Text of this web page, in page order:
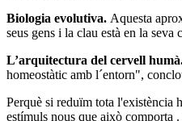
Biologia evolutiva. Aquesta
seus gens i la clau està en la seva
L’arquitectura del cervell
homeostàtic amb l´entorn",
Perquè si reduïm tota l'existència
estímuls nous que això comporta